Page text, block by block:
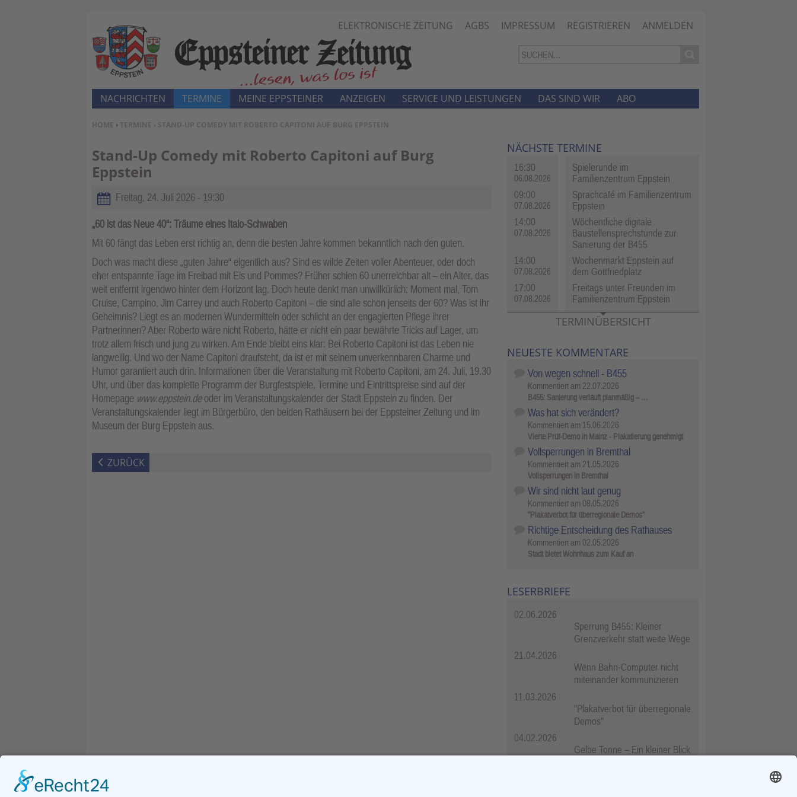
ELEKTRONISCHE ZEITUNG AGBS IMPRESSUM REGISTRIEREN ANMELDEN
SIE BEFINDEN SICH HIER:
HOME › TERMINE › STAND-UP COMEDY MIT ROBERTO CAPITONI AUF BURG EPPSTEIN
Stand-Up Comedy mit Roberto Capitoni auf Burg
Eppstein
Freitag, 24. Juli 2026 - 19:30
„60 ist das Neue 40“: Träume eines Italo-Schwaben
Mit 60 fängt das Leben erst richtig an, denn die besten Jahre kommen bekanntlich nach den guten.
Doch was macht diese „guten Jahre“ eigentlich aus? Sind es wilde Zeiten voller Abenteuer, oder doch
eher entspannte Tage im Freibad mit Eis und Pommes? Früher schien 60 unerreichbar alt – ein Alter, das
weit entfernt irgendwo hinter dem Horizont lag. Doch heute denkt man unwillkürlich: Moment mal, Tom
Cruise, Campino, Jim Carrey und auch Roberto Capitoni – die sind alle schon jenseits der 60? Was ist ihr
Geheimnis? Liegt es an modernen Wundermitteln oder schlicht an der engagierten Pflege ihrer
Partnerinnen? Aber Roberto wäre nicht Roberto, hätte er nicht ein paar bewährte Tricks auf Lager, um
trotz allem frisch und jung zu wirken. Am Ende bleibt eins klar: Bei Roberto Capitoni ist das Leben nie
langweilig. Und wo der Name Capitoni draufsteht, da ist er mit seinem unverkennbaren Charme und
Humor garantiert auch drin. Informationen über die Veranstaltung mit Roberto Capitoni, am 24. Juli, 19.30
Uhr, und über das komplette Programm der Burgfestspiele, Termine und Eintrittspreise sind auf der
Homepage www.eppstein.deoder im Veranstaltungskalender der Stadt Eppstein zu finden. Der
Veranstaltungskalender liegt im Bürgerbüro, den beiden Rathäusern bei der Eppsteiner Zeitung und im
Museum der Burg Eppstein aus.
ZURÜCK
NÄCHSTE TERMINE
16:30
06.08.2026
Spielerunde im
Familienzentrum Eppstein
09:00
07.08.2026
Sprachcafé im Familienzentrum
Eppstein
14:00
07.08.2026
Wöchentliche digitale
Baustellensprechstunde zur
Sanierung der B455
14:00
07.08.2026
Wochenmarkt Eppstein auf
dem Gottfriedplatz
17:00
07.08.2026
Freitags unter Freunden im
Familienzentrum Eppstein
TERMINÜBERSICHT
NEUESTE KOMMENTARE
Von wegen schnell - B455
Kommentiert am 22.07.2026
B455: Sanierung verläuft planmäßig – …
Was hat sich verändert?
Kommentiert am 15.06.2026
Vierte Prüf-Demo in Mainz - Plakatierung genehmigt
Vollsperrungen in Bremthal
Kommentiert am 21.05.2026
Vollsperrungen in Bremthal
Wir sind nicht laut genug
Kommentiert am 08.05.2026
"Plakatverbot für überregionale Demos"
Richtige Entscheidung des Rathauses
Kommentiert am 02.05.2026
Stadt bietet Wohnhaus zum Kauf an
LESERBRIEFE
02.06.2026
Sperrung B455: Kleiner
Grenzverkehr statt weite Wege
21.04.2026
Wenn Bahn-Computer nicht
miteinander kommunizieren
11.03.2026
"Plakatverbot für überregionale
Demos"
04.02.2026
Gelbe Tonne – Ein kleiner Blick
NACHRICHTEN TERMINE MEINE EPPSTEINER ANZEIGEN SERVICE UND LEISTUNGEN DAS SIND WIR ABO